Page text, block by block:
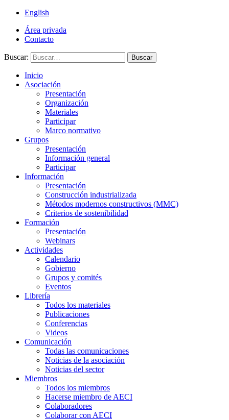
English
Área privada
Contacto
Buscar: Buscar
Inicio
Asociación
Presentación
Organización
Materiales
Participar
Marco normativo
Grupos
Presentación
Información general
Participar
Información
Presentación
Construcción industrializada
Métodos modernos constructivos (MMC)
Criterios de sostenibilidad
Formación
Presentación
Webinars
Actividades
Calendario
Gobierno
Grupos y comités
Eventos
Librería
Todos los materiales
Publicaciones
Conferencias
Videos
Comunicación
Todas las comunicaciones
Noticias de la asociación
Noticias del sector
Miembros
Todos los miembros
Hacerse miembro de AECI
Colaboradores
Colaborar con AECI